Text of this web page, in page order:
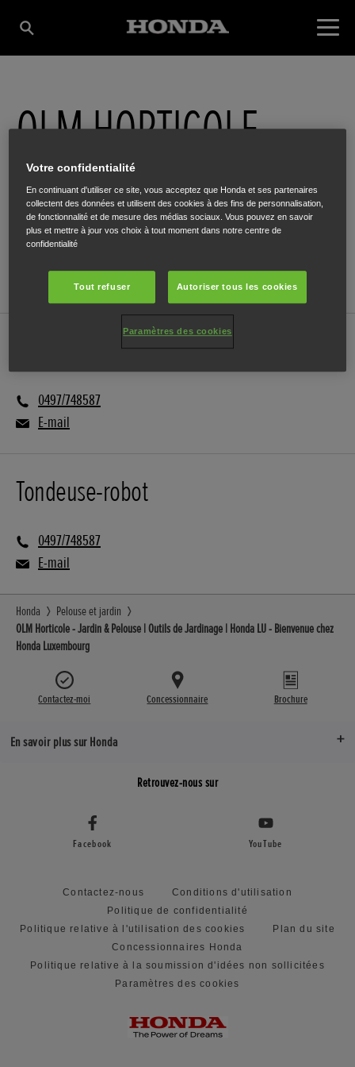
OLM HORTICOLE
ITINÉRAIRE
Ventes et services
0497/748587
E-mail
Tondeuse-robot
0497/748587
E-mail
Honda
Pelouse et jardin
OLM Horticole - Jardin & Pelouse | Outils de Jardinage | Honda LU - Bienvenue chez
Honda Luxembourg
Contactez-moi Concessionnaire Brochure
En savoir plus sur Honda
Retrouvez-nous sur
Facebook YouTube
Contactez-nous
Conditions d'utilisation
Politique de confidentialité
Politique relative à l'utilisation des cookies
Plan du site
Concessionnaires Honda
Politique relative à la soumission d'idées non sollicitées
Paramètres des cookies
Votre confidentialité
En continuant d'utiliser ce site, vous acceptez que Honda et ses partenaires
collectent des données et utilisent des cookies à des fins de personnalisation,
de fonctionnalité et de mesure des médias sociaux. Vous pouvez en savoir
plus et mettre à jour vos choix à tout moment dans notre centre de
confidentialité
Tout refuser Autoriser tous les cookies
Paramètres des cookies